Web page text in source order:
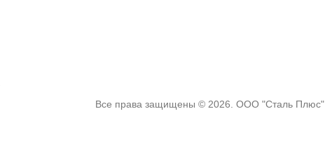
Все права защищены © 2026. ООО "Сталь Плюс"